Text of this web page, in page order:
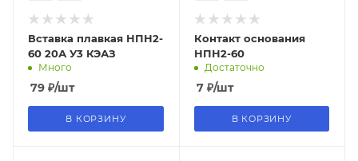
Вставка плавкая НПН2-
60 20А У3 КЭАЗ
Много
79 ₽/шт
В КОРЗИНУ
Контакт основания
НПН2-60
Достаточно
7₽/шт
В КОРЗИНУ